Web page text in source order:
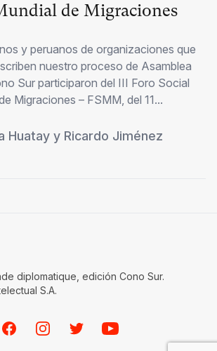
de Migraciones
y peruanos de organizaciones que
nuestro proceso de Asamblea
Sur participaron del III Foro Social
Migraciones – FSMM, del 11...
Huatay y Ricardo Jiménez
diplomatique, edición Cono Sur.
S.A.
FacebookInstagramTwitterYoutube